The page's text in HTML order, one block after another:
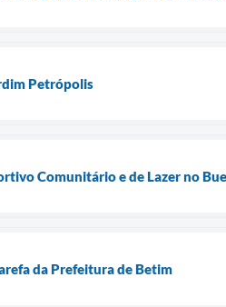
Petrópolis
Comunitário e de Lazer no
da Prefeitura de Betim